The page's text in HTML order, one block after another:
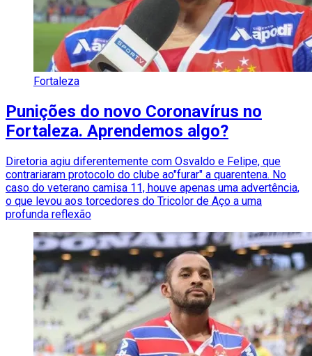
Fortaleza
Punições do novo Coronavírus no
Fortaleza. Aprendemos algo?
Diretoria agiu diferentemente com Osvaldo e Felipe, que
contrariaram protocolo do clube ao"furar" a quarentena. No
caso do veterano camisa 11, houve apenas uma advertência,
o que levou aos torcedores do Tricolor de Aço a uma
profunda reflexão